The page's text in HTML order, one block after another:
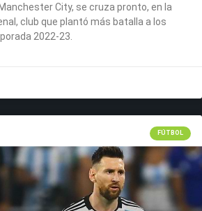
City, se cruza pronto, en la
club que plantó más batalla a los
2022-23.
FÚTBOL